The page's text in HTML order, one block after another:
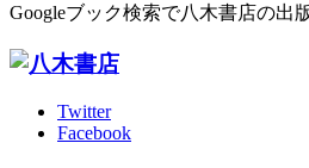
Googleブック検索で八木書店の出
Twitter
Facebook